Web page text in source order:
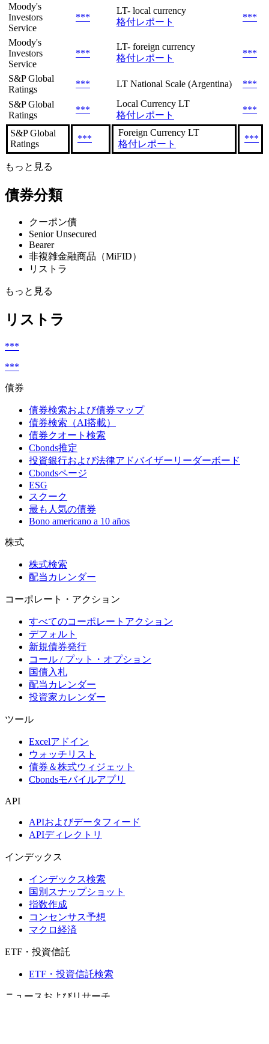
Moody's
Investors
Service
***
LT- local currency
格付レポート
***
Moody's
Investors
Service
***
LT- foreign currency
格付レポート
***
S&P Global
Ratings
*** LT National Scale (Argentina)
***
S&P Global
Ratings
***
Local Currency LT
格付レポート
***
S&P Global
Ratings
***
Foreign Currency LT
格付レポート
***
もっと見る
債券分類
クーポン債
Senior Unsecured
Bearer
非複雑金融商品（MiFID）
リストラ
もっと見る
リストラ
***
***
債券
債券検索および債券マップ
債券検索（AI搭載）
債券クオート検索
Cbonds推定
投資銀行および法律アドバイザーリーダーボード
Cbondsページ
ESG
スクーク
最も人気の債券
Bono americano a 10 años
株式
株式検索
配当カレンダー
コーポレート・アクション
すべてのコーポレートアクション
デフォルト
新規債券発行
コール / プット・オプション
国債入札
配当カレンダー
投資家カレンダー
ツール
Excelアドイン
ウォッチリスト
債券＆株式ウィジェット
Cbondsモバイルアプリ
API
APIおよびデータフィード
APIディレクトリ
インデックス
インデックス検索
国別スナップショット
指数作成
コンセンサス予想
マクロ経済
ETF・投資信託
ETF・投資信託検索
ニュースおよびリサーチ